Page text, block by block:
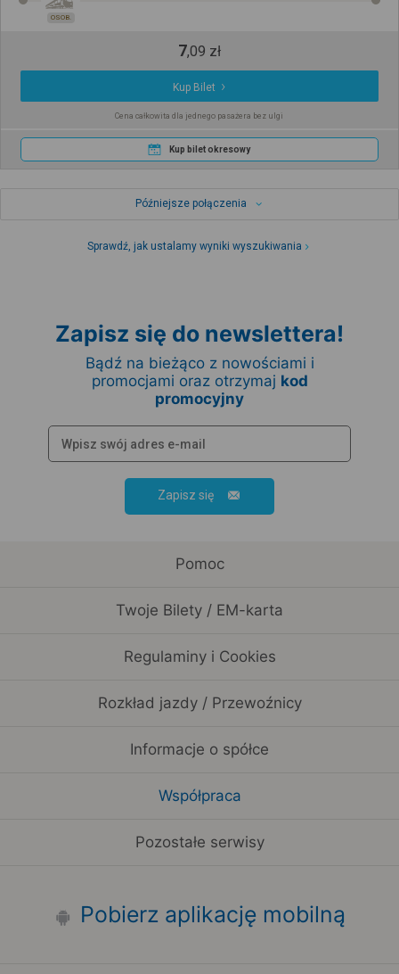
OSOB.
7,09 zł
Kup Bilet
Cena całkowita dla jednego pasażera bez ulgi
Kup bilet okresowy
Późniejsze połączenia
Sprawdź, jak ustalamy wyniki wyszukiwania
Zapisz się do newslettera!
Bądź na bieżąco z nowościami i
promocjami oraz otrzymaj kod
promocyjny
Zapisz się
Pomoc
Twoje Bilety / EM-karta
Regulaminy i Cookies
Rozkład jazdy / Przewoźnicy
Informacje o spółce
Współpraca
Pozostałe serwisy
Pobierz aplikację mobilną